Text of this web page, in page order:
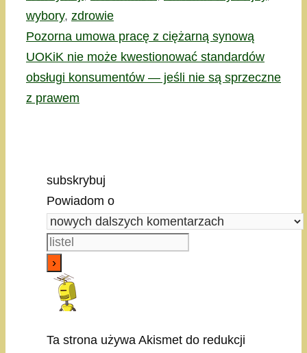
wybory, zdrowie
Pozorna umowa pracę z ciężarną synową
UOKiK nie może kwestionować standardów
obsługi konsumentów — jeśli nie są sprzeczne
z prawem
subskrybuj
Powiadom o
Ta strona używa Akismet do redukcji